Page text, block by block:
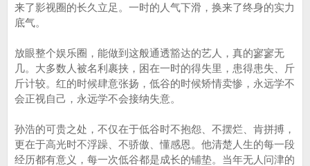
来了影视圈的长久立足。一时的人气下滑，换来了终身的实力
底气。
放眼整个娱乐圈，能做到这般通透豁达的艺人，真的寥寥无
几。大多数人被名利裹挟，困在一时的得失里，患得患失、斤
斤计较。红的时候肆意张扬，低谷的时候矫情卖惨，永远学不
会正视自己，永远学不会接纳失意。
孙浩的可贵之处，不仅在于低谷时不抱怨、不摆烂、肯拼搏，
更在于高光时不浮躁、不骄傲、懂感恩。他清楚人生的每一段
经历都有意义，每一次低谷都是成长的铺垫。当年无人问津的